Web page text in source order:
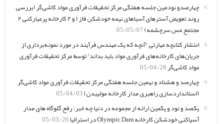
چهارصدو نودمین جلسه هفتگی مرکز تحقیقات فرآوری مواد کاشی‌گر (بررسی
روند تعویض آسترهای آسیاهای نیمه خودشکن فاز ۱ و ۲ کارخانه پرعیارکنی ۲
مجتمع مس سرچشمه)05/05/07
انتشار کتابچه مهارتی “آنچه که یک مهندس فرآیند در مورد نمونه‌برداری از
جریان‌های کارخانه‌های فرآوری مواد باید بداند” توسط مرکز تحقیقات فرآوری
مواد کاشی‌گر05/04/28
چهارصد و هشتاد و نهمین جلسه هفتگی مرکز تحقیقات فرآوری مواد کاشی‌گر
(استانداردسازی راهبری مدار کارخانه مولیبدن)05/04/03
یکصد و نود و یکمین ارائه از مجموعه در دنیا چه خبر: رفع گلوگاه های مدار
آسیاکنی خودشکن کارخانه Olympic Dam در استرالیا
05/03/26